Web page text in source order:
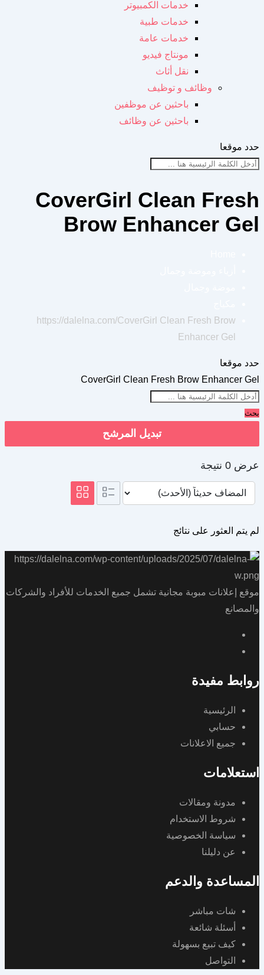
خدمات الكمبيوتر
خدمات طبية
خدمات عامة
مونتاج فيديو
نقل أثاث
وظائف و توظيف
باحثين عن موظفين
باحثين عن وظائف
حدد موقعا
CoverGirl Clean Fresh
Brow Enhancer Gel
https://dalelna.com/CoverGirl Clean Fresh Brow
Enhancer Gel
حدد موقعا
CoverGirl Clean Fresh Brow Enhancer Gel
بحث
تبديل المرشح
عرض 0 نتيجة
لم يتم العثور على نتائج
موقع إعلانات مبوبة مجانية تشمل جميع الخدمات للأفراد والشركات
والمصانع
روابط مفيدة
الرئيسية
حسابي
جميع الاعلانات
استعلامات
مدونة ومقالات
شروط الاستخدام
سياسة الخصوصية
عن دليلنا
المساعدة والدعم
شات مباشر
أسئلة شائعة
كيف تبيع بسهولة
التواصل